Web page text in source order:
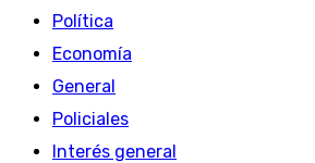
Política
Economía
General
Policiales
Interés general